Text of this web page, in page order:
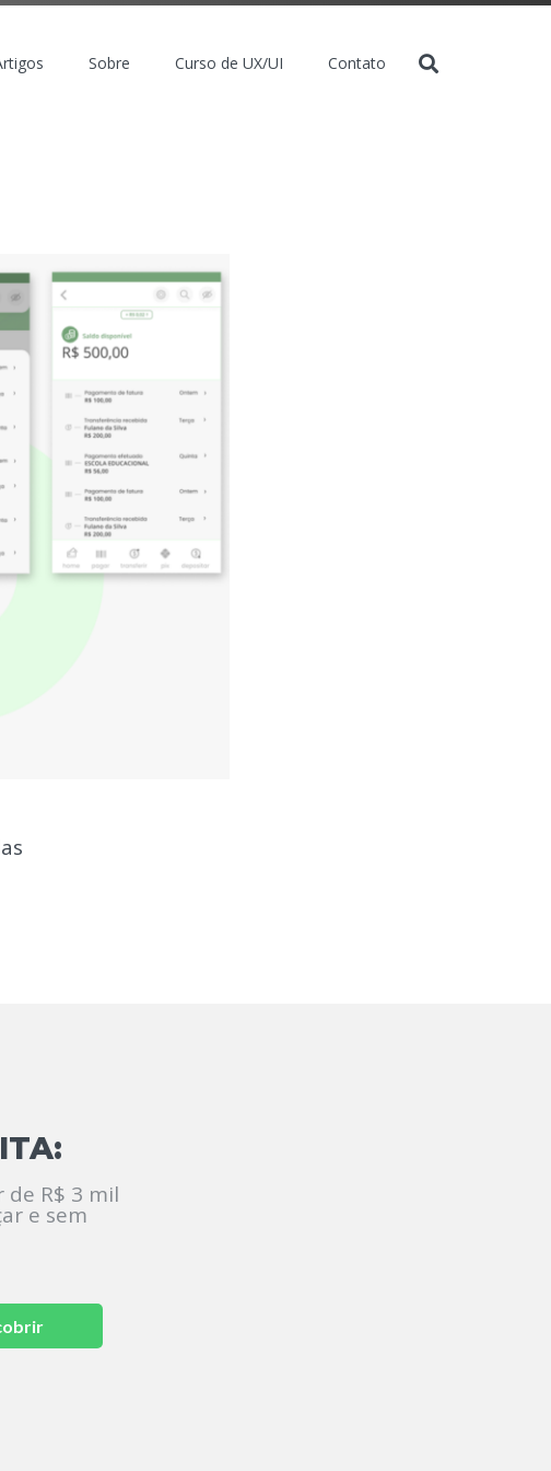
Sobre Curso de UX/UI Contato
R$ 3 mil
e sem